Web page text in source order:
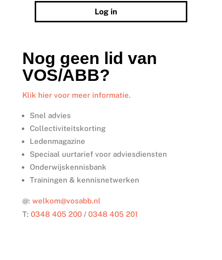
Log in
Nog geen lid van
VOS/ABB?
Klik hier voor meer informatie.
Snel advies
Collectiviteitskorting
Ledenmagazine
Speciaal uurtarief voor adviesdiensten
Onderwijskennisbank
Trainingen & kennisnetwerken
@: welkom@vosabb.nl
T: 0348 405 200/ 0348 405 201